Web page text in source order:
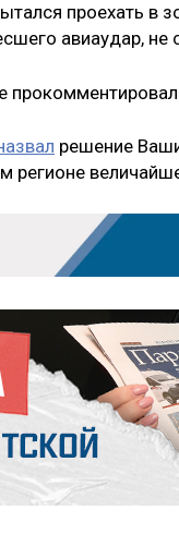
проехать в
авиаудар, не
решение
регионе